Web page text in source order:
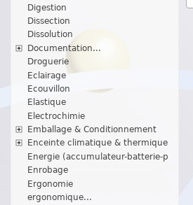
Digestion
Dissection
Dissolution
Documentation...
Droguerie
Eclairage
Ecouvillon
Elastique
Electrochimie
Emballage & Conditionnement
Enceinte climatique & thermique
Energie (accumulateur-batterie-p
Enrobage
Ergonomie
ergonomique...